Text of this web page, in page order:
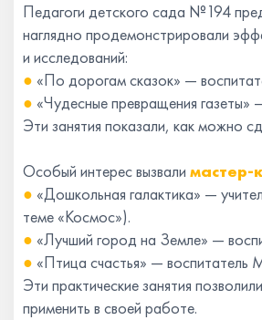
Педагоги детского сада №194
наглядно продемонстрировали
и исследований:
● «По дорогам сказок» —
● «Чудесные превращения
Эти занятия показали, как можно
Особый интерес вызвали мастер-
● «Дошкольная галактика» —
теме «Космос»).
● «Лучший город на Земле» —
● «Птица счастья» — воспитатель
Эти практические занятия
применить в своей работе.